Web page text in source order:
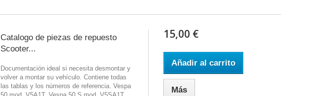
Catalogo de piezas de repuesto
Scooter...
Documentación ideal si necesita desmontar y
volver a montar su vehículo. Contiene todas
las tablas y los números de referencia. Vespa
15,00 €
Añadir al carrito
Más